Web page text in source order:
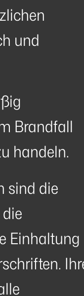
und
Brandfall
handeln.
sind die
Einhaltung